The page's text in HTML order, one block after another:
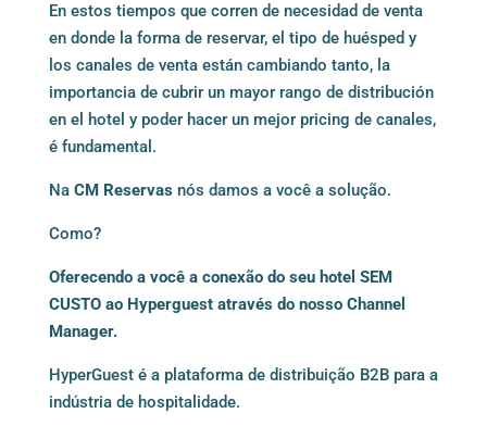
En estos tiempos que corren de necesidad de venta
en donde la forma de reservar, el tipo de huésped y
los canales de venta están cambiando tanto, la
importancia de cubrir un mayor rango de distribución
en el hotel y poder hacer un mejor pricing de canales,
é fundamental.
Na CM Reservasnós damos a você a solução.
Como?
Oferecendo a você a conexão do seu hotel SEM
CUSTO ao Hyperguest através do nosso Channel
Manager.
HyperGuest é a plataforma de distribuição B2B para a
indústria de hospitalidade.